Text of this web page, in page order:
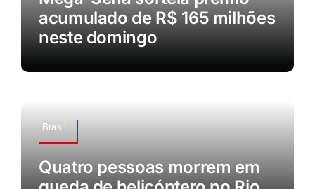
acumulado de R$ 165 milhões
neste domingo
Brasil
Quatro pessoas morrem em